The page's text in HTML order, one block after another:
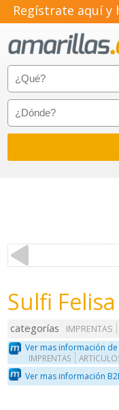
Regístrate aquí y
Sulfi
categorías IMPRENTAS
Ver mas información
IMPRENTAS
Ver mas información